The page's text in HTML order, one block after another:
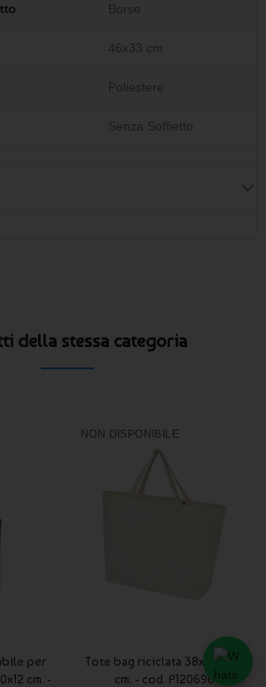
Borse
46x33 cm.
Poliestere
Senza Soffietto
della stessa categoria
per
cm. -
NON DISPONIBILE
Tote bag riciclata 38x18x43,5
cm. - cod. P120696